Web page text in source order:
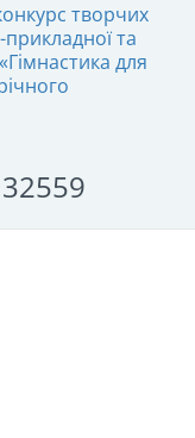
творчих
прикладної та
для